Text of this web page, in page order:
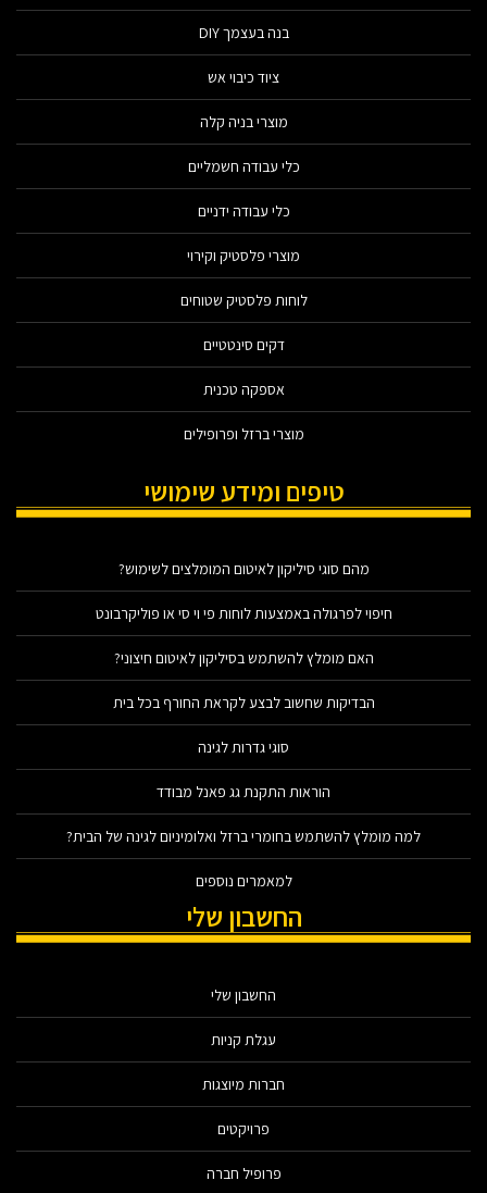
בנה בעצמך DIY
ציוד כיבוי אש
מוצרי בניה קלה
כלי עבודה חשמליים
כלי עבודה ידניים
מוצרי פלסטיק וקירוי
לוחות פלסטיק שטוחים
דקים סינטטיים
אספקה טכנית
מוצרי ברזל ופרופילים
טיפים ומידע שימושי
מהם סוגי סיליקון לאיטום המומלצים לשימוש?
חיפוי לפרגולה באמצעות לוחות פי וי סי או פוליקרבונט
האם מומלץ להשתמש בסיליקון לאיטום חיצוני?
הבדיקות שחשוב לבצע לקראת החורף בכל בית
סוגי גדרות לגינה
הוראות התקנת גג פאנל מבודד
למה מומלץ להשתמש בחומרי ברזל ואלומיניום לגינה של הבית?
למאמרים נוספים
החשבון שלי
החשבון שלי
עגלת קניות
חברות מיוצגות
פרויקטים
פרופיל חברה